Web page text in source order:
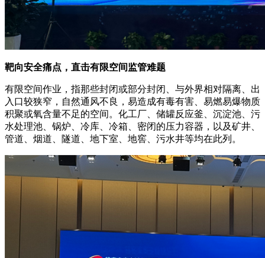
靶向安全痛点，直击有限空间监管难题
有限空间作业，指那些封闭或部分封闭、与外界相对隔离、出
入口较狭窄，自然通风不良，易造成有毒有害、易燃易爆物质
积聚或氧含量不足的空间。化工厂、储罐反应釜、沉淀池、污
水处理池、锅炉、冷库、冷箱、密闭的压力容器，以及矿井、
管道、烟道、隧道、地下室、地窖、污水井等均在此列。